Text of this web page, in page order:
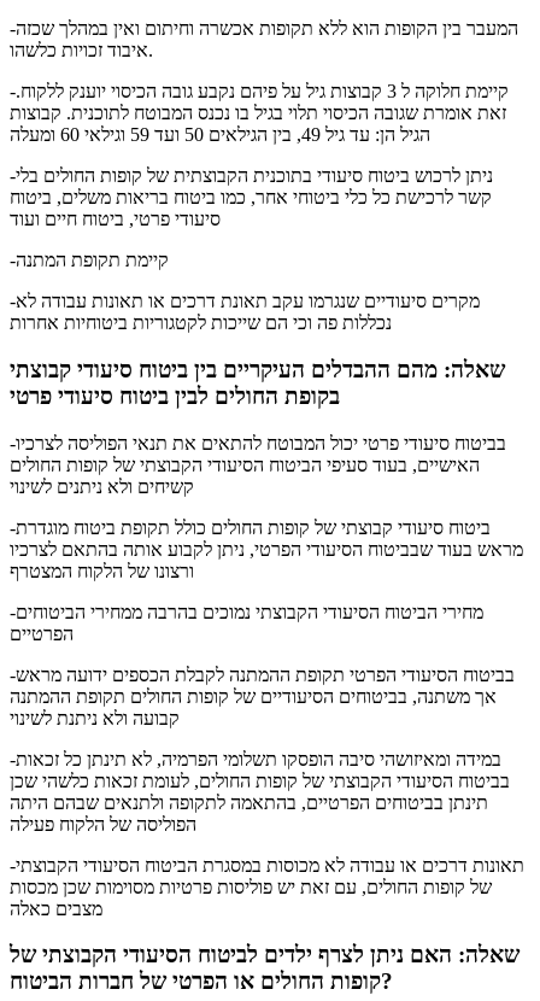
-המעבר בין הקופות הוא ללא תקופות אכשרה וחיתום ואין במהלך שכזה
איבוד זכויות כלשהו.
-קיימת חלוקה ל 3 קבוצות גיל על פיהם נקבע גובה הכיסוי יוענק ללקוח.
זאת אומרת שגובה הכיסוי תלוי בגיל בו נכנס המבוטח לתוכנית. קבוצות
הגיל הן: עד גיל 49, בין הגילאים 50 ועד 59 וגילאי 60 ומעלה
-ניתן לרכוש ביטוח סיעודי בתוכנית הקבוצתית של קופות החולים בלי
קשר לרכישת כל כלי ביטוחי אחר, כמו ביטוח בריאות משלים, ביטוח
-קיימת תקופת המתנה
-מקרים סיעודיים שנגרמו עקב תאונת דרכים או תאונות עבודה לא
שאלה: מהם ההבדלים העיקריים בין ביטוח סיעודי קבוצתי
-בביטוח סיעודי פרטי יכול המבוטח להתאים את תנאי הפוליסה לצרכיו
האישיים, בעוד סעיפי הביטוח הסיעודי הקבוצתי של קופות החולים
-ביטוח סיעודי קבוצתי של קופות החולים כולל תקופת ביטוח מוגדרת
מראש בעוד שבביטוח הסיעודי הפרטי, ניתן לקבוע אותה בהתאם לצרכיו
ורצונו של הלקוח המצטרף
-מחירי הביטוח הסיעודי הקבוצתי נמוכים בהרבה ממחירי הביטוחים
-בביטוח הסיעודי הפרטי תקופת ההמתנה לקבלת הכספים ידועה מראש
אך משתנה, בביטוחים הסיעודיים של קופות החולים תקופת ההמתנה
קבועה ולא ניתנת לשינוי
-במידה ומאיזושהי סיבה הופסקו תשלומי הפרמיה, לא תינתן כל זכאות
בביטוח הסיעודי הקבוצתי של קופות החולים, לעומת זכאות כלשהי שכן
תינתן בביטוחים הפרטיים, בהתאמה לתקופה ולתנאים שבהם היתה
הפוליסה של הלקוח פעילה
-תאונות דרכים או עבודה לא מכוסות במסגרת הביטוח הסיעודי הקבוצתי
של קופות החולים, עם זאת יש פוליסות פרטיות מסוימות שכן מכסות
מצבים כאלה
שאלה: האם ניתן לצרף ילדים לביטוח הסיעודי הקבוצתי של
קופות החולים או הפרטי של חברות הביטוח?